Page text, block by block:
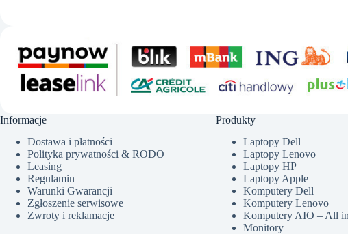
Informacje
Dostawa i płatności
Polityka prywatności & RODO
Leasing
Regulamin
Warunki Gwarancji
Zgłoszenie serwisowe
Zwroty i reklamacje
Produkty
Laptopy Dell
Laptopy Lenovo
Laptopy HP
Laptopy Apple
Komputery Dell
Komputery Lenovo
Komputery AIO – All
Monitory